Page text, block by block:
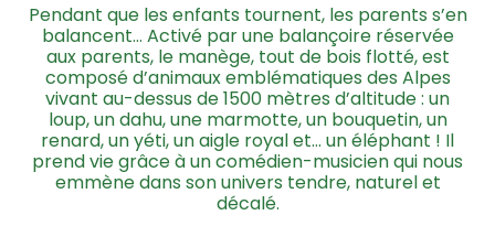
Pendant que les enfants tournent, les parents s’en
balancent… Activé par une balançoire réservée
aux parents, le manège, tout de bois flotté, est
composé d’animaux emblématiques des Alpes
vivant au-dessus de 1500 mètres d’altitude : un
loup, un dahu, une marmotte, un bouquetin, un
renard, un yéti, un aigle royal et… un éléphant ! Il
prend vie grâce à un comédien-musicien qui nous
emmène dans son univers tendre, naturel et
décalé.